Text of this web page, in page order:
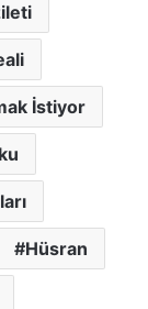
İstiyor
Hüsran